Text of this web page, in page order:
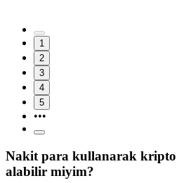
1
2
3
4
5
•••
Nakit para kullanarak kripto
alabilir miyim?